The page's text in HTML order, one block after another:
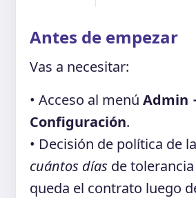
Antes de empezar
Vas a necesitar:
• Acceso al menú Admin
Configuración.
• Decisión de política de
cuántos días de
queda el contrato luego